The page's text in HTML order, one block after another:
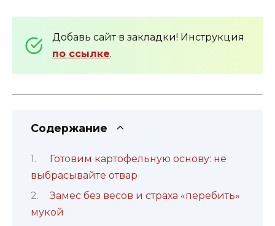
Добавь сайт в закладки! Инструкция
по ссылке.
Содержание
Готовим картофельную основу: не
выбрасывайте отвар
Замес без весов и страха «перебить»
мукой